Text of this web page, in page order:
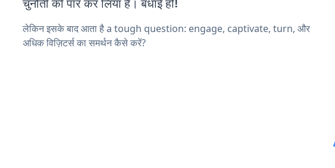
लेकिन इसके बाद आता है a tough question: engage, captivate, turn, और
अधिक विज़िटर्स का समर्थन कैसे करें?